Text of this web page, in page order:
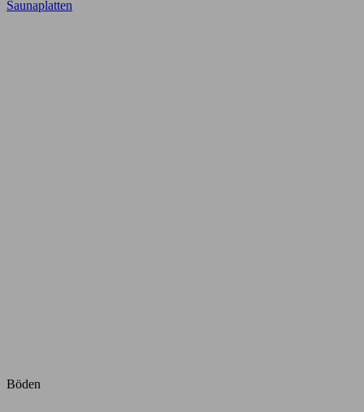
Saunaplatten
Böden